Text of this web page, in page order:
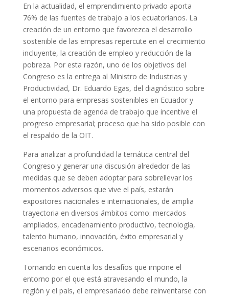
En la actualidad, el emprendimiento privado aporta
76% de las fuentes de trabajo a los ecuatorianos. La
creación de un entorno que favorezca el desarrollo
sostenible de las empresas repercute en el crecimiento
incluyente, la creación de empleo y reducción de la
pobreza. Por esta razón, uno de los objetivos del
Congreso es la entrega al Ministro de Industrias y
Productividad, Dr. Eduardo Egas, del diagnóstico sobre
el entorno para empresas sostenibles en Ecuador y
una propuesta de agenda de trabajo que incentive el
progreso empresarial; proceso que ha sido posible con
el respaldo de la OIT.
Para analizar a profundidad la temática central del
Congreso y generar una discusión alrededor de las
medidas que se deben adoptar para sobrellevar los
momentos adversos que vive el país, estarán
expositores nacionales e internacionales, de amplia
trayectoria en diversos ámbitos como: mercados
ampliados, encadenamiento productivo, tecnología,
talento humano, innovación, éxito empresarial y
escenarios económicos.
Tomando en cuenta los desafíos que impone el
entorno por el que está atravesando el mundo, la
región y el país, el empresariado debe reinventarse con